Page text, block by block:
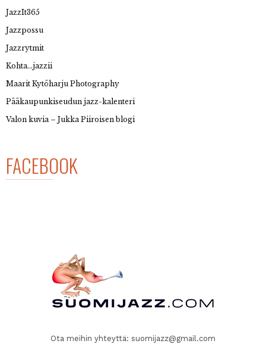
JazzIt365
Jazzpossu
Jazzrytmit
Kohta…jazzii
Maarit Kytöharju Photography
Pääkaupunkiseudun jazz-kalenteri
Valon kuvia – Jukka Piiroisen blogi
FACEBOOK
Ota meihin yhteyttä: suomijazz@gmail.com